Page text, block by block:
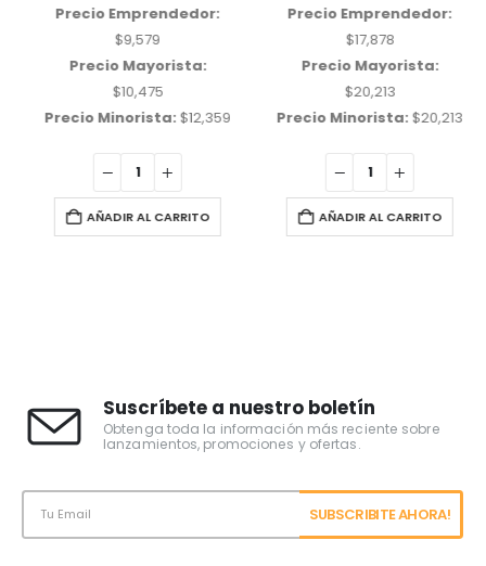
Precio Emprendedor:
9,579
Precio Mayorista:
10,475
Precio Minorista:$ 12,359
AÑADIR AL CARRITO
Precio Emprendedor:
17,878
Precio Mayorista:
20,213
Precio Minorista:$ 20,213
AÑADIR AL CARRITO
Suscríbete a nuestro boletín
Obtenga toda la información más reciente sobre
lanzamientos, promociones y ofertas.